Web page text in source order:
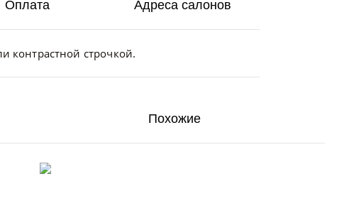
контрастной строчкой.
Оплата Адреса салонов
Похожие